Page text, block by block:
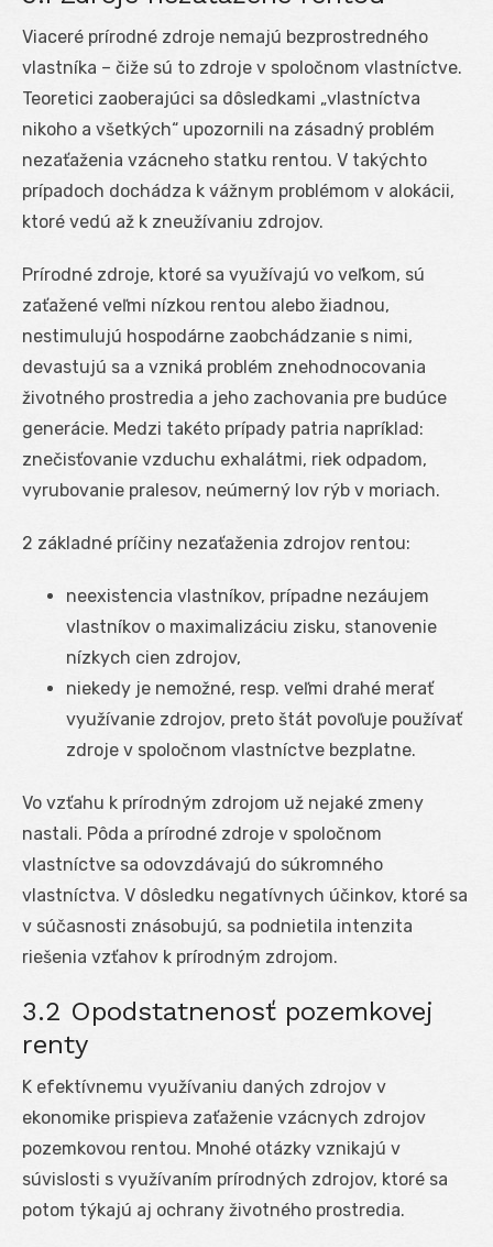
Viaceré prírodné zdroje nemajú bezprostredného
vlastníka – čiže sú to zdroje v spoločnom vlastníctve.
Teoretici zaoberajúci sa dôsledkami „vlastníctva
nikoho a všetkých“ upozornili na zásadný problém
nezaťaženia vzácneho statku rentou. V takýchto
prípadoch dochádza k vážnym problémom v alokácii,
ktoré vedú až k zneužívaniu zdrojov.
Prírodné zdroje, ktoré sa využívajú vo veľkom, sú
zaťažené veľmi nízkou rentou alebo žiadnou,
nestimulujú hospodárne zaobchádzanie s nimi,
devastujú sa a vzniká problém znehodnocovania
životného prostredia a jeho zachovania pre budúce
generácie. Medzi takéto prípady patria napríklad:
znečisťovanie vzduchu exhalátmi, riek odpadom,
vyrubovanie pralesov, neúmerný lov rýb v moriach.
2 základné príčiny nezaťaženia zdrojov rentou:
neexistencia vlastníkov, prípadne nezáujem
vlastníkov o maximalizáciu zisku, stanovenie
nízkych cien zdrojov,
niekedy je nemožné, resp. veľmi drahé merať
využívanie zdrojov, preto štát povoľuje používať
zdroje v spoločnom vlastníctve bezplatne.
Vo vzťahu k prírodným zdrojom už nejaké zmeny
nastali. Pôda a prírodné zdroje v spoločnom
vlastníctve sa odovzdávajú do súkromného
vlastníctva. V dôsledku negatívnych účinkov, ktoré sa
v súčasnosti znásobujú, sa podnietila intenzita
riešenia vzťahov k prírodným zdrojom.
3.2 Opodstatnenosť pozemkovej
renty
K efektívnemu využívaniu daných zdrojov v
ekonomike prispieva zaťaženie vzácnych zdrojov
pozemkovou rentou. Mnohé otázky vznikajú v
súvislosti s využívaním prírodných zdrojov, ktoré sa
potom týkajú aj ochrany životného prostredia.